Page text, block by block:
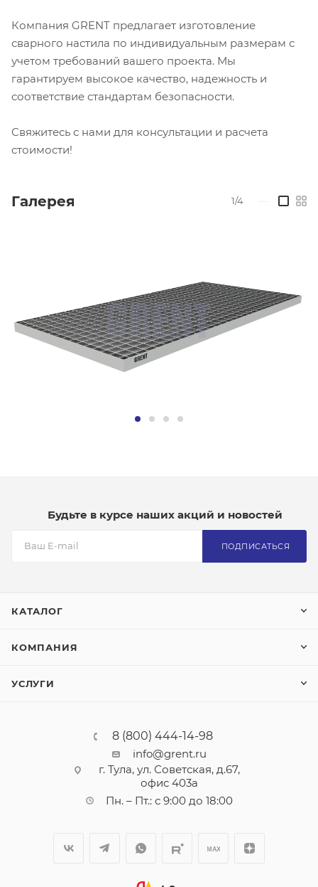
Компания GRENT предлагает изготовление
сварного настила по индивидуальным размерам с
учетом требований вашего проекта. Мы
гарантируем высокое качество, надежность и
соответствие стандартам безопасности.
Свяжитесь с нами для консультации и расчета
стоимости!
Галерея 1/4
Будьте в курсе наших акций и новостей
ПОДПИСАТЬСЯ
КАТАЛОГ
КОМПАНИЯ
УСЛУГИ
8 (800) 444-14-98
info@grent.ru
г. Тула, ул. Советская, д.67,
офис 403а
Пн. – Пт.: с 9:00 до 18:00